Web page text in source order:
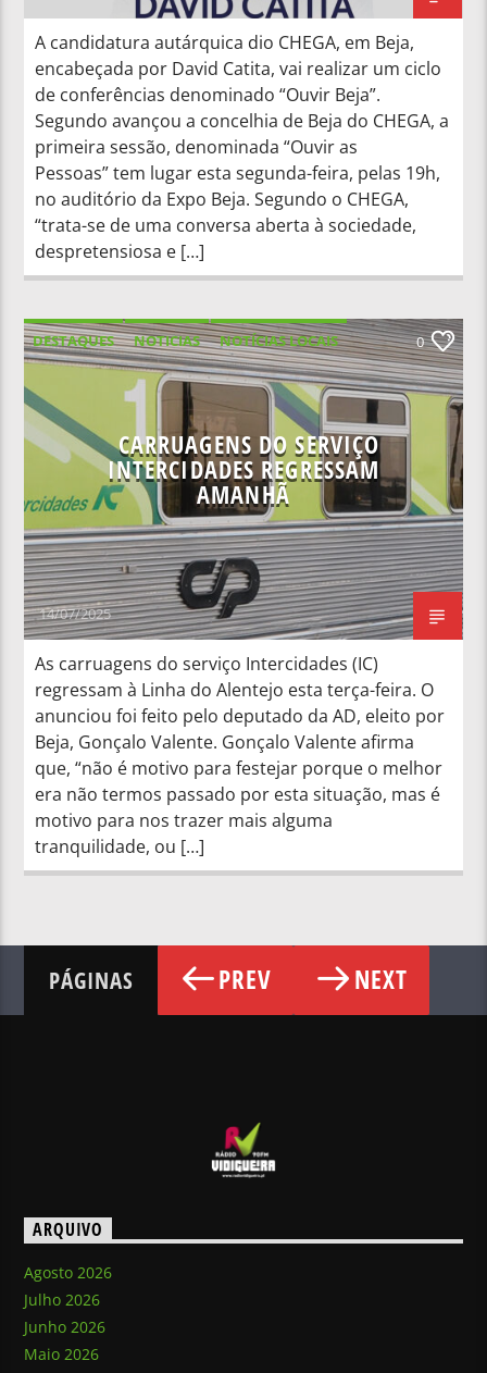
A candidatura autárquica dio CHEGA, em Beja,
encabeçada por David Catita, vai realizar um ciclo
de conferências denominado “Ouvir Beja”.
Segundo avançou a concelhia de Beja do CHEGA, a
primeira sessão, denominada “Ouvir as
Pessoas” tem lugar esta segunda-feira, pelas 19h,
no auditório da Expo Beja. Segundo o CHEGA,
“trata-se de uma conversa aberta à sociedade,
despretensiosa e […]
DESTAQUES NOTICIAS
NOTÍCIAS LOCAIS
NOTÍCIAS NACIONAIS
0
CARRUAGENS DO SERVIÇO
INTERCIDADES REGRESSAM
AMANHÃ
14/07/2025
As carruagens do serviço Intercidades (IC)
regressam à Linha do Alentejo esta terça-feira. O
anunciou foi feito pelo deputado da AD, eleito por
Beja, Gonçalo Valente. Gonçalo Valente afirma
que, “não é motivo para festejar porque o melhor
era não termos passado por esta situação, mas é
motivo para nos trazer mais alguma
tranquilidade, ou […]
PÁGINAS PREV NEXT
ARQUIVO
Agosto 2026
Julho 2026
Junho 2026
Maio 2026